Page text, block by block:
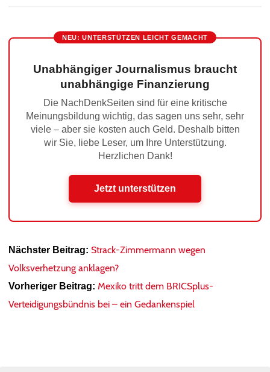
NEU: UNTERSTÜTZEN LEICHT GEMACHT
Unabhängiger Journalismus braucht
unabhängige Finanzierung
Die NachDenkSeiten sind für eine kritische
Meinungsbildung wichtig, das sagen uns sehr, sehr
viele – aber sie kosten auch Geld. Deshalb bitten
wir Sie, liebe Leser, um Ihre Unterstützung.
Herzlichen Dank!
Jetzt unterstützen
Nächster Beitrag: Strack-Zimmermann wegen
Volksverhetzung anklagen?
Vorheriger Beitrag: Mexiko tritt dem BRICSplus-
Verteidigungsbündnis bei – ein Gedankenspiel